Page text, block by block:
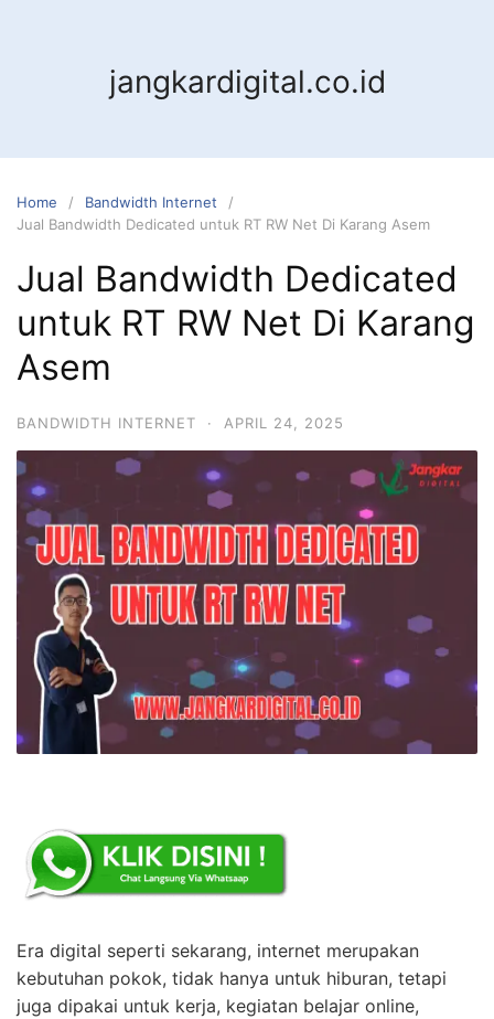
jangkardigital.co.id
Home
Bandwidth Internet
Jual Bandwidth Dedicated untuk RT RW Net Di Karang Asem
Jual Bandwidth Dedicated
untuk RT RW Net Di Karang
Asem
BANDWIDTH INTERNET · APRIL 24, 2025
Era digital seperti sekarang, internet merupakan
kebutuhan pokok, tidak hanya untuk hiburan, tetapi
juga dipakai untuk kerja, kegiatan belajar online,